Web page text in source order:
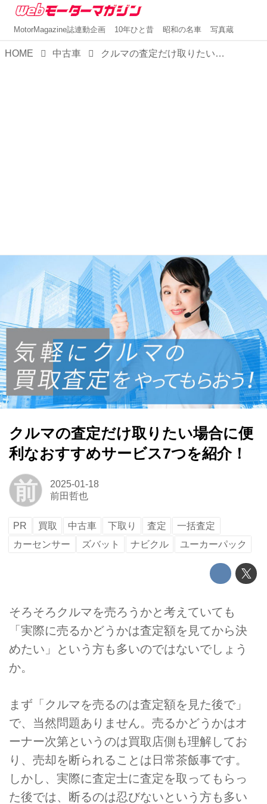
MotorMagazine誌連動企画 10年ひと昔 昭和の名車 写真蔵
HOME 中古車 クルマの査定だけ取りたい場合に便利なおすすめサービス7つを紹介！
クルマの査定だけ取りたい場合に便
利なおすすめサービス7つを紹介！
前
2025-01-18
前田哲也
PR 買取 中古車 下取り 査定
一括査定
カーセンサー
ズバット ナビクル ユーカーパック
そろそろクルマを売ろうかと考えていても
「実際に売るかどうかは査定額を見てから決
めたい」という方も多いのではないでしょう
か。
まず「クルマを売るのは査定額を見た後で」
で、当然問題ありません。売るかどうかはオ
ーナー次第というのは買取店側も理解してお
り、売却を断られることは日常茶飯事です。
しかし、実際に査定士に査定を取ってもらっ
た後では、断るのは忍びないという方も多い